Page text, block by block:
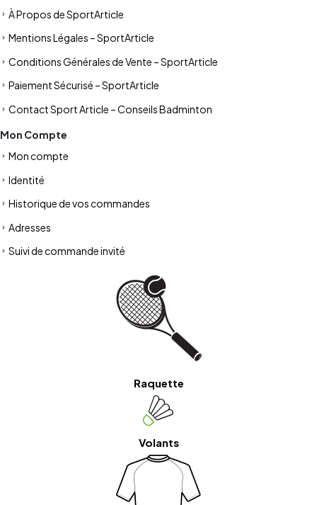
À Propos de SportArticle
Mentions Légales – SportArticle
Conditions Générales de Vente – SportArticle
Paiement Sécurisé – SportArticle
Contact Sport Article – Conseils Badminton
Mon Compte
Mon compte
Identité
Historique de vos commandes
Adresses
Suivi de commande invité
Raquette
Volants